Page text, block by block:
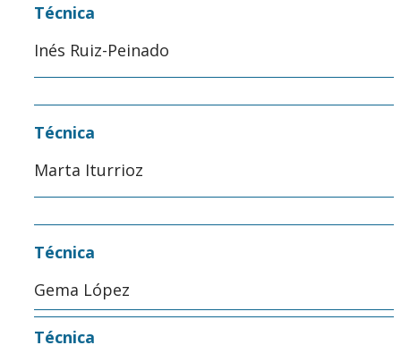
Técnica
Inés Ruiz-Peinado
Técnica
Marta Iturrioz
Técnica
Gema López
Técnica